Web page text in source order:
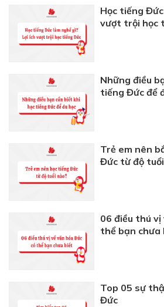
Học tiếng
vượt trội học
Những điều
tiếng Đức để
Trẻ em nên
Đức từ độ
06 điều thú vị
thể bạn chưa
Top 05 sự
Đức